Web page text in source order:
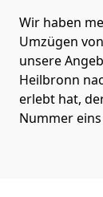
Wir haben
Umzügen
unsere
Heilbronn
erlebt hat,
Nummer